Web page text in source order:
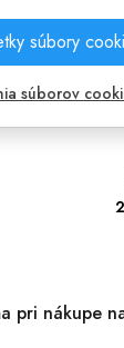
Šport
príbeh.
pri nákupe
súbory
súborov